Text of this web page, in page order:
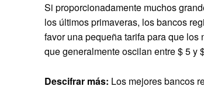
Si proporcionadamente muchos
los últimos primaveras, los bancos
favor una pequeña tarifa para que
que generalmente oscilan entre $ 5 y
Descifrar más: Los mejores bancos